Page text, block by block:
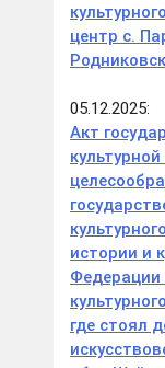
центр с.
05.12.2025:
Акт
истории и
Федерации
где стоял